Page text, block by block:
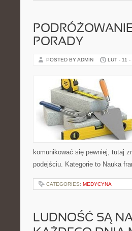
PORADY
POSTED BY ADMIN LUT - 11 -
komunikować się pewniej, tutaj
podejściu. Kategorie to Nauka
CATEGORIES: MEDYCYNA
LUDNOŚĆ SĄ